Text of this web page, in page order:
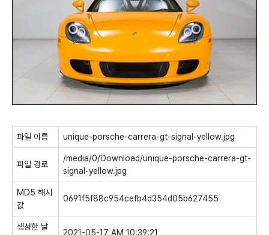
파일 이름 unique-porsche-carrera-gt-signal-yellow.jpg
파일 경로
/media/0/Download/unique-porsche-carrera-gt-
signal-yellow.jpg
MD5 해시
값
0691f5f88c954cefb4d354d05b627455
생성한 날
2021-05-17 AM 10:39:21